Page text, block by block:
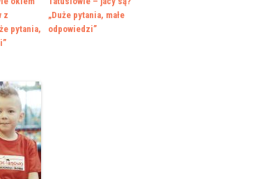
z
pytania,
„Duże pytania, małe
odpowiedzi”